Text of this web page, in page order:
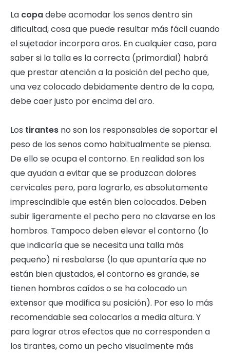
La copadebe acomodar los senos dentro sin
dificultad, cosa que puede resultar más fácil cuando
el sujetador incorpora aros. En cualquier caso, para
saber si la talla es la correcta (primordial) habrá
que prestar atención a la posición del pecho que,
una vez colocado debidamente dentro de la copa,
debe caer justo por encima del aro.
Los tirantes no son los responsables de soportar el
peso de los senos como habitualmente se piensa.
De ello se ocupa el contorno. En realidad son los
que ayudan a evitar que se produzcan dolores
cervicales pero, para lograrlo, es absolutamente
imprescindible que estén bien colocados. Deben
subir ligeramente el pecho pero no clavarse en los
hombros. Tampoco deben elevar el contorno (lo
que indicaría que se necesita una talla más
pequeño) ni resbalarse (lo que apuntaría que no
están bien ajustados, el contorno es grande, se
tienen hombros caídos o se ha colocado un
extensor que modifica su posición). Por eso lo más
recomendable sea colocarlos a media altura. Y
para lograr otros efectos que no corresponden a
los tirantes, como un pecho visualmente más